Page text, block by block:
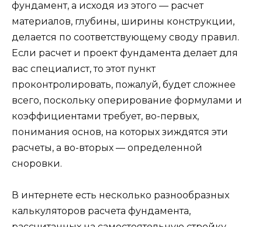
фундамент, а исходя из этого — расчет
материалов, глубины, ширины конструкции,
делается по соответствующему своду правил.
Если расчет и проект фундамента делает для
вас специалист, то этот пункт
проконтролировать, пожалуй, будет сложнее
всего, поскольку оперирование формулами и
коэффициентами требует, во-первых,
понимания основ, на которых зиждятся эти
расчеты, а во-вторых — определенной
сноровки.
В интернете есть несколько разнообразных
калькуляторов расчета фундамента,